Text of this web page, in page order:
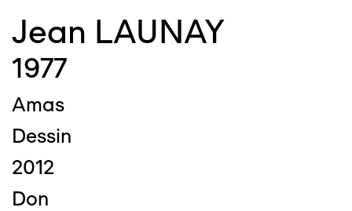
Jean LAUNAY
1977
Amas
Dessin
2012
Don